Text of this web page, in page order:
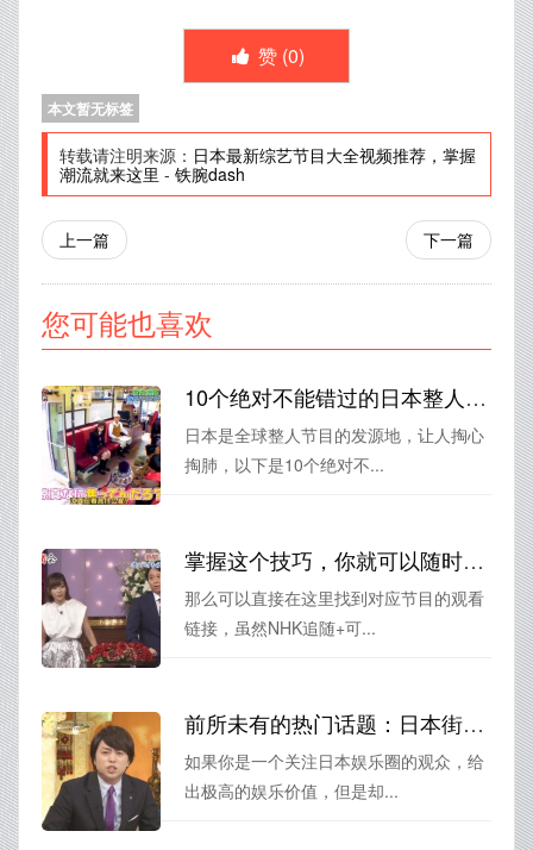
赞 (0)
本文暂无标签
转载请注明来源： 日本最新综艺节目大全视频推荐，掌握
潮流就来这里 - 铁腕dash
上一篇 下一篇
您可能也喜欢
10个绝对不能错过的日本整人综艺节目，你知道叫啥名字吗？
日本是全球整人节目的发源地，让人掏心
掏肺，以下是10个绝对不...
掌握这个技巧，你就可以随时看日本的电视节目回放了
那么可以直接在这里找到对应节目的观看
链接，虽然NHK追随+可...
前所未有的热门话题：日本街头采访综艺叫什么？
如果你是一个关注日本娱乐圈的观众，给
出极高的娱乐价值，但是却...